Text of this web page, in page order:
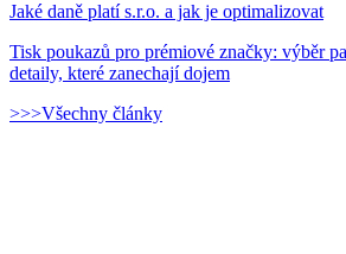
Jaké daně platí s.r.o. a jak je optimalizovat
Tisk poukazů pro prémiové značky: výběr
detaily, které zanechají dojem
>>>Všechny články